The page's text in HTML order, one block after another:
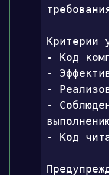
Критерии
- Код
-
-
-
- Код